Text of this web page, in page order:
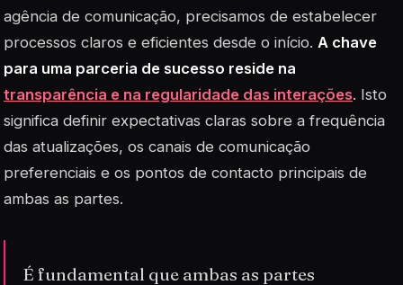
agência de comunicação, precisamos de estabelecer
processos claros e eficientes desde o início. A chave
para uma parceria de sucesso reside na
transparência e na regularidade das interações. Isto
significa definir expectativas claras sobre a frequência
das atualizações, os canais de comunicação
preferenciais e os pontos de contacto principais de
ambas as partes.
É fundamental que ambas as partes